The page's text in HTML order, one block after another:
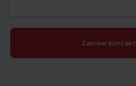
Zamów kontakt